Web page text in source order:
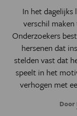
In het
verschil maken
Onderzoekers
hersenen dat
stelden vast dat
speelt in het
verhogen met
Door